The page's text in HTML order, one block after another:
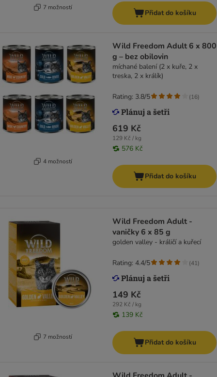
7 možností
Přidat do košíku
4 možností
Wild Freedom Adult 6 x 800
g – bez obilovin
míchané balení (2 x kuře, 2 x
treska, 2 x králík)
619 Kč
129 Kč / kg
576 Kč
Rating: 3.8/5 (16)
Přidat do košíku
7 možností
Wild Freedom Adult -
vaničky 6 x 85 g
golden valley - králičí a kuřecí
149 Kč
292 Kč / kg
139 Kč
Rating: 4.4/5 (41)
Přidat do košíku